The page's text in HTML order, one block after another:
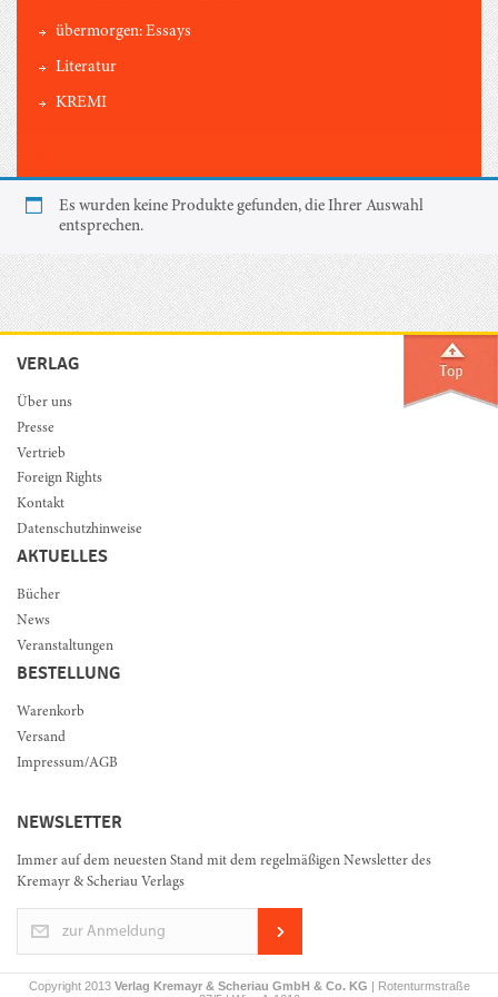
übermorgen: Essays
Literatur
KREMI
Es wurden keine Produkte gefunden, die Ihrer Auswahl
entsprechen.
VERLAG
Über uns
Presse
Vertrieb
Foreign Rights
Kontakt
Datenschutzhinweise
AKTUELLES
Bücher
News
Veranstaltungen
BESTELLUNG
Warenkorb
Versand
Impressum/AGB
NEWSLETTER
Immer auf dem neuesten Stand mit dem regelmäßigen Newsletter des
Kremayr & Scheriau Verlags
zur Anmeldung
Copyright 2013 Verlag Kremayr & Scheriau GmbH & Co. KG | Rotenturmstraße